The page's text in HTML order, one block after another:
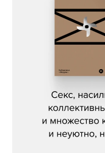
Сергей